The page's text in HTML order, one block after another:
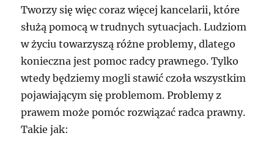
Tworzy się więc coraz więcej kancelarii, które
służą pomocą w trudnych sytuacjach. Ludziom
w życiu towarzyszą różne problemy, dlatego
konieczna jest pomoc radcy prawnego. Tylko
wtedy będziemy mogli stawić czoła wszystkim
pojawiającym się problemom. Problemy z
prawem może pomóc rozwiązać radca prawny.
Takie jak: